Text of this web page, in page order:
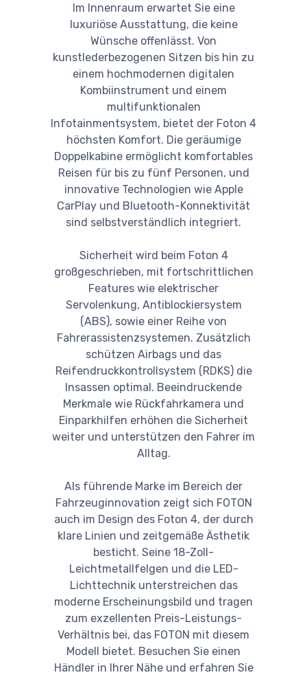
Im Innenraum erwartet Sie eine
luxuriöse Ausstattung, die keine
Wünsche offenlässt. Von
kunstlederbezogenen Sitzen bis hin zu
einem hochmodernen digitalen
Kombiinstrument und einem
multifunktionalen
Infotainmentsystem, bietet der Foton 4
höchsten Komfort. Die geräumige
Doppelkabine ermöglicht komfortables
Reisen für bis zu fünf Personen, und
innovative Technologien wie Apple
CarPlay und Bluetooth-Konnektivität
sind selbstverständlich integriert.
Sicherheit wird beim Foton 4
großgeschrieben, mit fortschrittlichen
Features wie elektrischer
Servolenkung, Antiblockiersystem
(ABS), sowie einer Reihe von
Fahrerassistenzsystemen. Zusätzlich
schützen Airbags und das
Reifendruckkontrollsystem (RDKS) die
Insassen optimal. Beeindruckende
Merkmale wie Rückfahrkamera und
Einparkhilfen erhöhen die Sicherheit
weiter und unterstützen den Fahrer im
Alltag.
Als führende Marke im Bereich der
Fahrzeuginnovation zeigt sich FOTON
auch im Design des Foton 4, der durch
klare Linien und zeitgemäße Ästhetik
besticht. Seine 18-Zoll-
Leichtmetallfelgen und die LED-
Lichttechnik unterstreichen das
moderne Erscheinungsbild und tragen
zum exzellenten Preis-Leistungs-
Verhältnis bei, das FOTON mit diesem
Modell bietet. Besuchen Sie einen
Händler in Ihrer Nähe und erfahren Sie